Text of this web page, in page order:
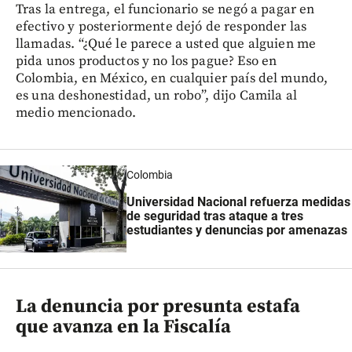
Tras la entrega, el funcionario se negó a pagar en
efectivo y posteriormente dejó de responder las
llamadas. “¿Qué le parece a usted que alguien me
pida unos productos y no los pague? Eso en
Colombia, en México, en cualquier país del mundo,
es una deshonestidad, un robo”, dijo Camila al
medio mencionado.
Colombia
Universidad Nacional refuerza medidas
de seguridad tras ataque a tres
estudiantes y denuncias por amenazas
La denuncia por presunta estafa
que avanza en la Fiscalía